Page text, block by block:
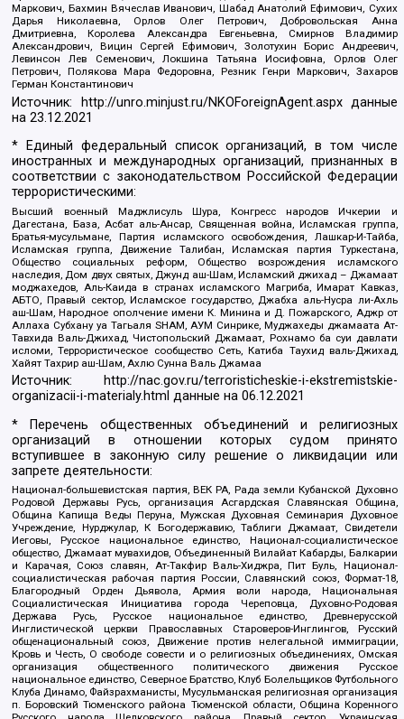
Маркович, Бахмин Вячеслав Иванович, Шабад Анатолий Ефимович, Сухих
Дарья Николаевна, Орлов Олег Петрович, Добровольская Анна
Дмитриевна, Королева Александра Евгеньевна, Смирнов Владимир
Александрович, Вицин Сергей Ефимович, Золотухин Борис Андреевич,
Левинсон Лев Семенович, Локшина Татьяна Иосифовна, Орлов Олег
Петрович, Полякова Мара Федоровна, Резник Генри Маркович, Захаров
Герман Константинович
Источник: http://unro.minjust.ru/NKOForeignAgent.aspxданные
на23.12.2021
* Единый федеральный список организаций, в том числе
иностранных и международных организаций, признанных в
соответствии с законодательством Российской Федерации
террористическими:
Высший военный Маджлисуль Шура, Конгресс народов Ичкерии и
Дагестана, База, Асбат аль-Ансар, Священная война, Исламская группа,
Братья-мусульмане, Партия исламского освобождения, Лашкар-И-Тайба,
Исламская группа, Движение Талибан, Исламская партия Туркестана,
Общество социальных реформ, Общество возрождения исламского
наследия, Дом двух святых, Джунд аш-Шам, Исламский джихад – Джамаат
моджахедов, Аль-Каида в странах исламского Магриба, Имарат Кавказ,
АБТО, Правый сектор, Исламское государство, Джабха аль-Нусра ли-Ахль
аш-Шам, Народное ополчение имени К. Минина и Д. Пожарского, Аджр от
Аллаха Субхану уа Тагьаля SHAM, АУМ Синрике, Муджахеды джамаата Ат-
Тавхида Валь-Джихад, Чистопольский Джамаат, Рохнамо ба суи давлати
исломи, Террористическое сообщество Сеть, Катиба Таухид валь-Джихад,
Хайят Тахрир аш-Шам, Ахлю Сунна Валь Джамаа
Источник:
http://nac.gov.ru/terroristicheskie-i-ekstremistskie-
organizacii-i-materialy.html данные на06.12.2021
* Перечень общественных объединений и религиозных
организаций в отношении которых судом принято
вступившее в законную силу решение о ликвидации или
запрете деятельности:
Национал-большевистская партия, ВЕК РА, Рада земли Кубанской Духовно
Родовой Державы Русь, организация Асгардская Славянская Община,
Община Капища Веды Перуна, Мужская Духовная Семинария Духовное
Учреждение, Нурджулар, К Богодержавию, Таблиги Джамаат, Свидетели
Иеговы, Русское национальное единство, Национал-социалистическое
общество, Джамаат мувахидов, Объединенный Вилайат Кабарды, Балкарии
и Карачая, Союз славян, Ат-Такфир Валь-Хиджра, Пит Буль, Национал-
социалистическая рабочая партия России, Славянский союз, Формат-18,
Благородный Орден Дьявола, Армия воли народа, Национальная
Социалистическая Инициатива города Череповца, Духовно-Родовая
Держава Русь, Русское национальное единство, Древнерусской
Инглистической церкви Православных Староверов-Инглингов, Русский
общенациональный союз, Движение против нелегальной иммиграции,
Кровь и Честь, О свободе совести и о религиозных объединениях, Омская
организация общественного политического движения Русское
национальное единство, Северное Братство, Клуб Болельщиков Футбольного
Клуба Динамо, Файзрахманисты, Мусульманская религиозная организация
п. Боровский Тюменского района Тюменской области, Община Коренного